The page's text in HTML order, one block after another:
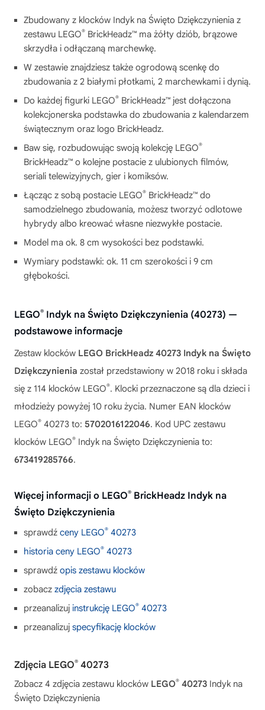
Zbudowany z klocków Indyk na Święto Dziękczynienia z
zestawu LEGO® BrickHeadz™ ma żółty dziób, brązowe
skrzydła i odłączaną marchewkę.
W zestawie znajdziesz także ogrodową scenkę do
zbudowania z 2 białymi płotkami, 2 marchewkami i dynią.
Do każdej figurki LEGO® BrickHeadz™ jest dołączona
kolekcjonerska podstawka do zbudowania z kalendarzem
świątecznym oraz logo BrickHeadz.
Baw się, rozbudowując swoją kolekcję LEGO®
BrickHeadz™ o kolejne postacie z ulubionych filmów,
seriali telewizyjnych, gier i komiksów.
Łącząc z sobą postacie LEGO® BrickHeadz™ do
samodzielnego zbudowania, możesz tworzyć odlotowe
hybrydy albo kreować własne niezwykłe postacie.
Model ma ok. 8 cm wysokości bez podstawki.
Wymiary podstawki: ok. 11 cm szerokości i 9 cm
głębokości.
LEGO® Indyk na Święto Dziękczynienia (40273) —
podstawowe informacje
Zestaw klocków LEGO BrickHeadz 40273 Indyk na Święto
Dziękczynienia został przedstawiony w 2018 roku i składa
się z 114 klocków LEGO®. Klocki przeznaczone są dla dzieci i
młodzieży powyżej 10 roku życia. Numer EAN klocków
LEGO® 40273 to: 5702016122046. Kod UPC zestawu
klocków LEGO® Indyk na Święto Dziękczynienia to:
673419285766.
Więcej informacji o LEGO® BrickHeadz Indyk na
Święto Dziękczynienia
sprawdź ceny LEGO® 40273
historia ceny LEGO® 40273
sprawdź opis zestawu klocków
zobacz zdjęcia zestawu
przeanalizuj instrukcję LEGO® 40273
przeanalizuj specyfikację klocków
Zdjęcia LEGO® 40273
Zobacz 4 zdjęcia zestawu klocków LEGO® 40273 Indyk na
Święto Dziękczynienia